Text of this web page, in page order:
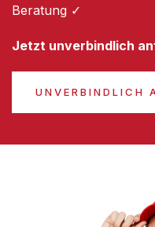
Beratung ✓
Jetzt unverbindlich
UNVERBINDLICH